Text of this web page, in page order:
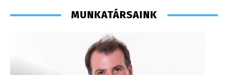
MUNKATÁRSAINK